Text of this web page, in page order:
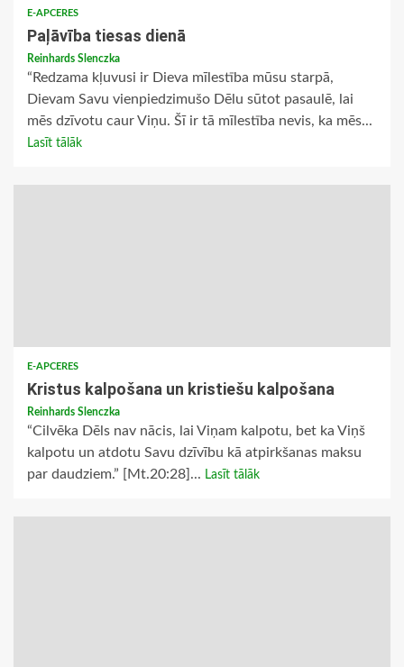
E-APCERES
Paļāvība tiesas dienā
Reinhards Slenczka
“Redzama kļuvusi ir Dieva mīlestība mūsu starpā,
Dievam Savu vienpiedzimušo Dēlu sūtot pasaulē, lai
mēs dzīvotu caur Viņu. Šī ir tā mīlestība nevis, ka mēs...
Lasīt tālāk
E-APCERES
Kristus kalpošana un kristiešu kalpošana
Reinhards Slenczka
“Cilvēka Dēls nav nācis, lai Viņam kalpotu, bet ka Viņš
kalpotu un atdotu Savu dzīvību kā atpirkšanas maksu
par daudziem.” [Mt.20:28]... Lasīt tālāk